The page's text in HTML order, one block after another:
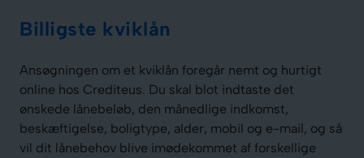
Billigste kviklån
Ansøgningen om et kviklån foregår nemt og hurtigt
online hos Crediteus. Du skal blot indtaste det
ønskede lånebeløb, den månedlige indkomst,
beskæftigelse, boligtype, alder, mobil og e-mail, og så
vil dit lånebehov blive imødekommet af forskellige